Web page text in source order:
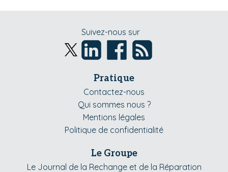
Suivez-nous sur
Pratique
Contactez-nous
Qui sommes nous ?
Mentions légales
Politique de confidentialité
Le Groupe
Le Journal de la Rechange et de la Réparation